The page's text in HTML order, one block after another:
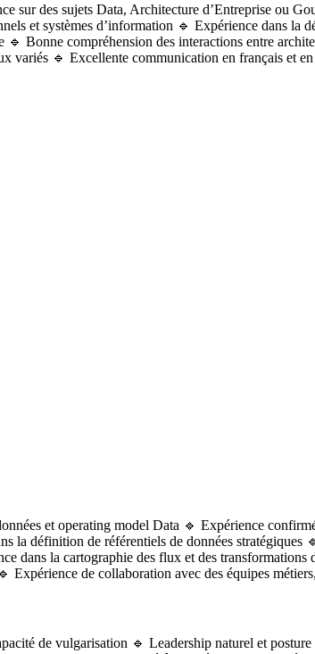
sur des sujets Data, Architecture d’Entreprise ou
et systèmes d’information 🔹 Expérience dans
🔹 Bonne compréhension des interactions entre
variés 🔹 Excellente communication en français et
et operating model Data 🔹 Expérience
la définition de référentiels de données
dans la cartographie des flux et des
Expérience de collaboration avec des équipes
de vulgarisation 🔹 Leadership naturel et